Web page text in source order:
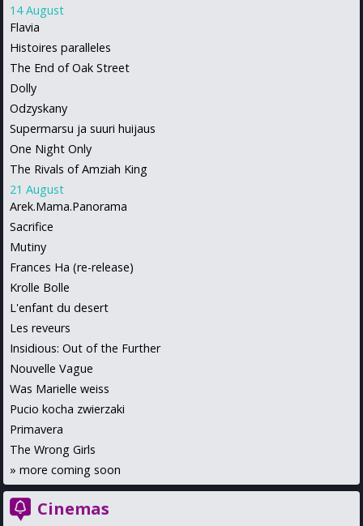
14 August
Flavia
Histoires paralleles
The End of Oak Street
Dolly
Odzyskany
Supermarsu ja suuri huijaus
One Night Only
The Rivals of Amziah King
21 August
Arek.Mama.Panorama
Sacrifice
Mutiny
Frances Ha (re-release)
Krolle Bolle
L'enfant du desert
Les reveurs
Insidious: Out of the Further
Nouvelle Vague
Was Marielle weiss
Pucio kocha zwierzaki
Primavera
The Wrong Girls
» more coming soon
Cinemas